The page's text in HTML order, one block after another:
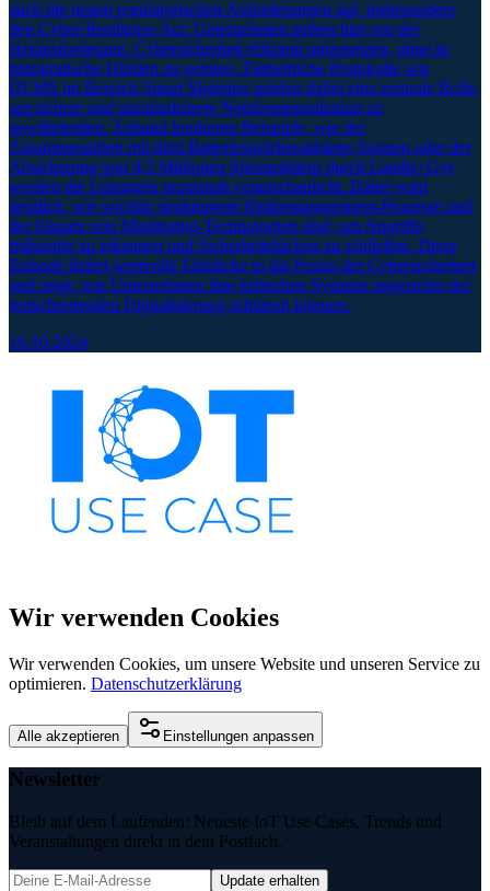
auch die neuen regulatorischen Anforderungen auf, insbesondere
den Cyber Resilience Act. Unternehmen stehen hier vor der
Herausforderung, Cybersicherheit effizient umzusetzen, ohne in
bürokratische Hürden zu geraten. Einheitliche Protokolle wie
DLMS im Bereich Smart Metering spielen dabei eine zentrale Rolle,
um sichere und standardisierte Netzkommunikation zu
gewährleisten. Anhand konkreter Beispiele, wie der
Zusammenarbeit mit dem Batteriespeicheranbieter Sonnen oder der
Absicherung von 4,5 Millionen Stromzählern durch Landis+Gyr,
werden die Lösungen praxisnah veranschaulicht. Dabei wird
deutlich, wie wichtig strukturierte Risikomanagement-Prozesse und
der Einsatz von Monitoring-Technologien sind, um Angriffe
frühzeitig zu erkennen und Sicherheitslücken zu schließen. Diese
Episode liefert wertvolle Einblicke in die Praxis der Cybersicherheit
und zeigt, wie Unternehmen ihre kritischen Systeme angesichts der
fortschreitenden Digitalisierung schützen können.
16.10.2024
Wir verwenden Cookies
Wir verwenden Cookies, um unsere Website und unseren Service zu
optimieren. Datenschutzerklärung
Alle akzeptieren Einstellungen anpassen
Newsletter
Bleib auf dem Laufenden: Neueste IoT Use Cases, Trends und
Veranstaltungen direkt in dein Postfach.
Update erhalten